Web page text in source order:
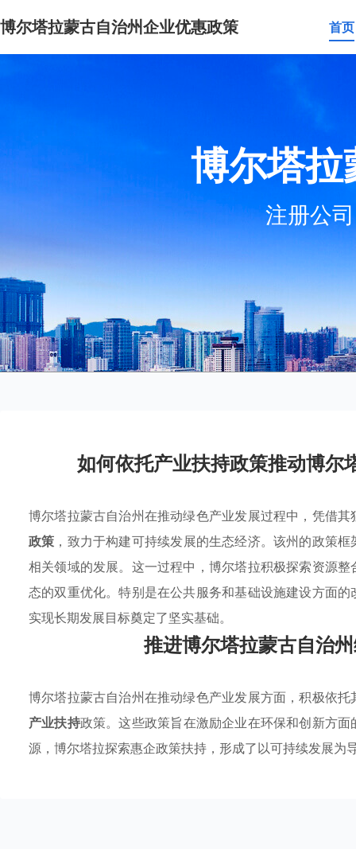
博尔塔拉蒙古自治州企业优惠政策 首页
博尔塔
注册公
如何依托产业扶持政策推动博尔
博尔塔拉蒙古自治州在推动绿色产业发展过程中，凭借
政策 ，致力于构建可持续发展的生态经济。该州的政策
相关领域的发展。这一过程中，博尔塔拉积极探索资源
态的双重优化。特别是在公共服务和基础设施建设方面
实现长期发展目标奠定了坚实基础。
推进博尔塔拉蒙古自治
博尔塔拉蒙古自治州在推动绿色产业发展方面，积极依
产业扶持政策。这些政策旨在激励企业在环保和创新方
源，博尔塔拉探索惠企政策扶持，形成了以可持续发展为